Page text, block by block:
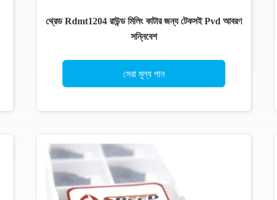
থ্রেড Rdmt1204 রাউন্ড মিলিং কাটার জন্য টেকসই Pvd আবরণ
সন্নিবেশ
সেরা মূল্য পান